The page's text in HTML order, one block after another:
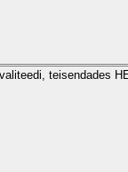
teisendades